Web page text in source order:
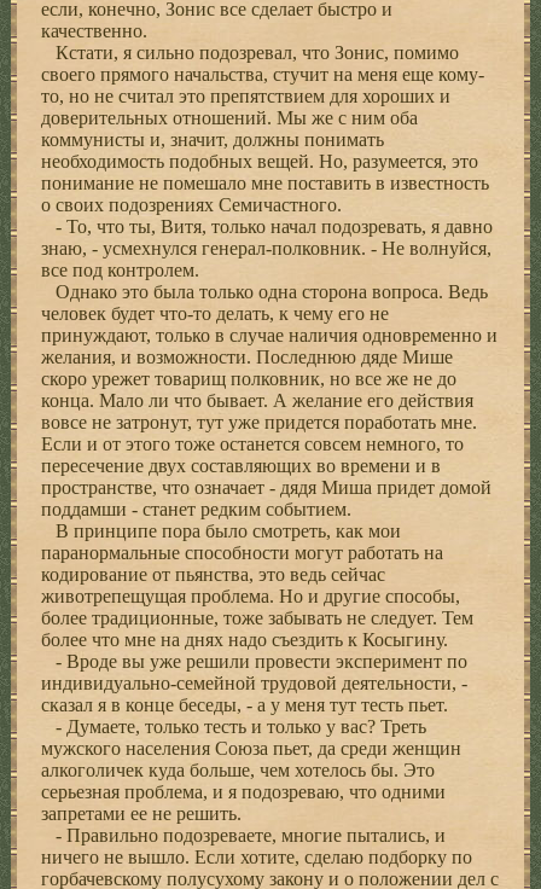
если, конечно, Зонис все сделает быстро и
качественно.
Кстати, я сильно подозревал, что Зонис, помимо
своего прямого начальства, стучит на меня еще кому-
то, но не считал это препятствием для хороших и
доверительных отношений. Мы же с ним оба
коммунисты и, значит, должны понимать
необходимость подобных вещей. Но, разумеется, это
понимание не помешало мне поставить в известность
о своих подозрениях Семичастного.
- То, что ты, Витя, только начал подозревать, я давно
знаю, - усмехнулся генерал-полковник. - Не волнуйся,
все под контролем.
Однако это была только одна сторона вопроса. Ведь
человек будет что-то делать, к чему его не
принуждают, только в случае наличия одновременно и
желания, и возможности. Последнюю дяде Мише
скоро урежет товарищ полковник, но все же не до
конца. Мало ли что бывает. А желание его действия
вовсе не затронут, тут уже придется поработать мне.
Если и от этого тоже останется совсем немного, то
пересечение двух составляющих во времени и в
пространстве, что означает - дядя Миша придет домой
поддамши - станет редким событием.
В принципе пора было смотреть, как мои
паранормальные способности могут работать на
кодирование от пьянства, это ведь сейчас
животрепещущая проблема. Но и другие способы,
более традиционные, тоже забывать не следует. Тем
более что мне на днях надо съездить к Косыгину.
- Вроде вы уже решили провести эксперимент по
индивидуально-семейной трудовой деятельности, -
сказал я в конце беседы, - а у меня тут тесть пьет.
- Думаете, только тесть и только у вас? Треть
мужского населения Союза пьет, да среди женщин
алкоголичек куда больше, чем хотелось бы. Это
серьезная проблема, и я подозреваю, что одними
запретами ее не решить.
- Правильно подозреваете, многие пытались, и
ничего не вышло. Если хотите, сделаю подборку по
горбачевскому полусухому закону и о положении дел с